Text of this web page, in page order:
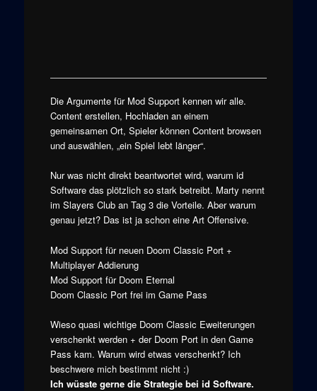
Die Argumente für Mod Support kennen wir alle.
Content erstellen, Hochladen an einem
gemeinsamen Ort, Spieler können Content browsen
und auswählen, „ein Spiel lebt länger“.
Nur was nicht direkt beantwortet wird, warum id
Software das plötzlich so stark betreibt. Marty nennt
im Slayers Club an Tag 3 die Vorteile. Aber warum
genau jetzt? Das ist ja schon eine Art Offensive.
Mod Support für neuen Doom Classic Port +
Multiplayer Addierung
Mod Support für Doom Eternal
Doom Classic Port frei im Game Pass
Wieso quasi wichtige Doom Classic Eweiterungen
verschenkt werden + der Doom Port in den Game
Pass kam. Warum wird etwas verschenkt? Ich
beschwere mich bestimmt nicht :)
Ich wüsste gerne die Strategie bei id Software.